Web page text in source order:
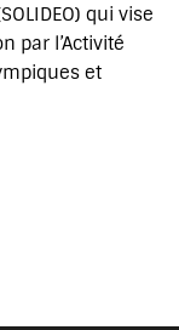
qui vise
par l’Activité
et
instrumentalise